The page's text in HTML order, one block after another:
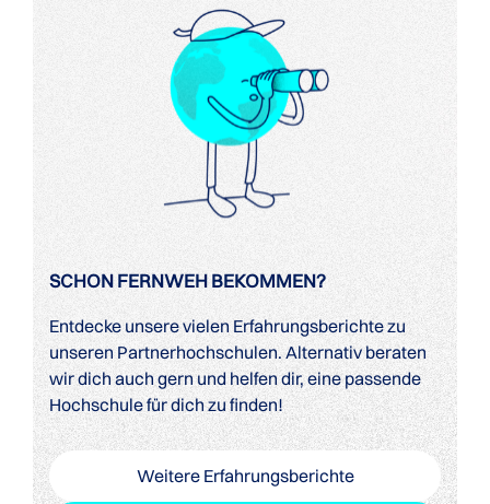
SCHON FERNWEH BEKOMMEN?
Entdecke unsere vielen Erfahrungsberichte zu
unseren Partnerhochschulen. Alternativ beraten
wir dich auch gern und helfen dir, eine passende
Hochschule für dich zu finden!
Weitere Erfahrungsberichte